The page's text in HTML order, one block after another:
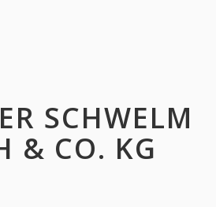
SCHWELM
& CO. KG